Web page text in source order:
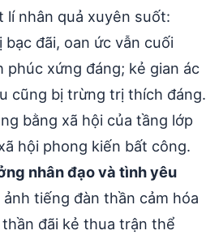
nhân quả xuyên suốt:
đãi, oan ức vẫn cuối
phúc xứng đáng; kẻ gian ác
cũng bị trừng trị thích đáng.
bằng xã hội của tầng lớp
hội phong kiến bất công.
nhân đạo và tình yêu
tiếng đàn thần cảm hóa
đãi kẻ thua trận thể